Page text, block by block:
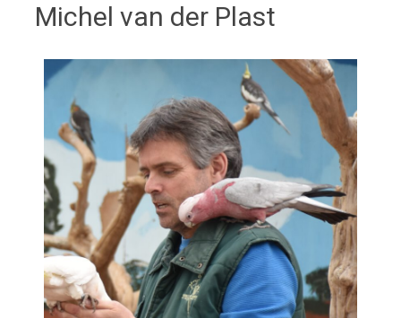
Michel van der Plast